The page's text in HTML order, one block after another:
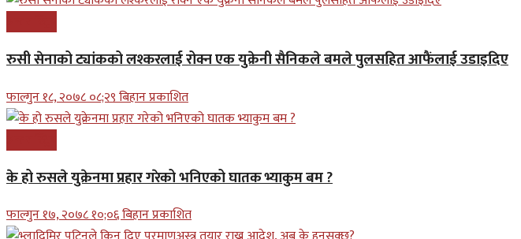
रुसी सेनाको ट्यांकको लश्करलाई रोक्न एक युक्रेनी सैनिकले बमले पुलसहित आफैंलाई उडाइदिए
फाल्गुन १८, २०७८ ०८;२९ बिहान प्रकाशित
के हो रुसले युक्रेनमा प्रहार गरेको भनिएको घातक भ्याकुम बम ?
फाल्गुन १७, २०७८ १०;०६ बिहान प्रकाशित